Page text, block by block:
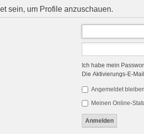
sein, um Profile anzuschauen.
Ich habe mein
Die Aktivierungs-E-
Angemeldet bleiben
Meinen Online-